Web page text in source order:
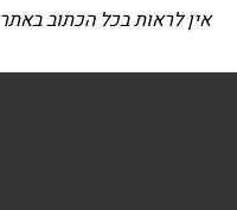
אין לראות בכל הכתוב